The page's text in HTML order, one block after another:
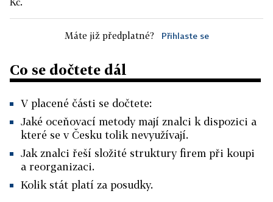
Máte již předplatné? Přihlaste se
Co se dočtete dál
V placené části se dočtete:
Jaké oceňovací metody mají znalci k dispozici a
které se v Česku tolik nevyužívají.
Jak znalci řeší složité struktury firem při koupi
a reorganizaci.
Kolik stát platí za posudky.